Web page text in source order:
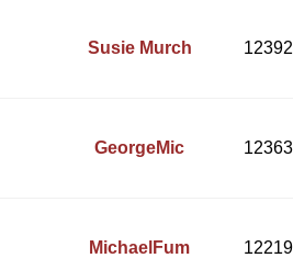
Susie Murch 12392
GeorgeMic 12363
MichaelFum 12219